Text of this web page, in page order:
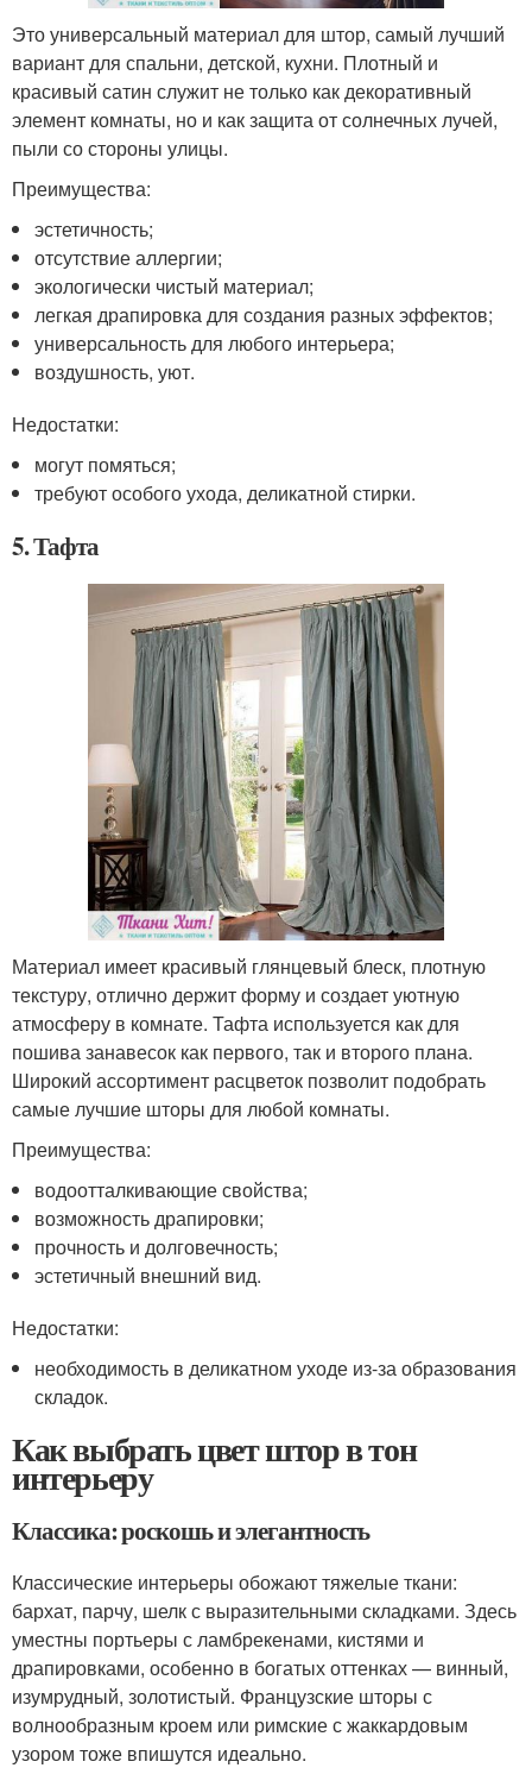
Это универсальный материал для штор, самый лучший
вариант для спальни, детской, кухни. Плотный и
красивый сатин служит не только как декоративный
элемент комнаты, но и как защита от солнечных лучей,
пыли со стороны улицы.
Преимущества:
эстетичность;
отсутствие аллергии;
экологически чистый материал;
легкая драпировка для создания разных эффектов;
универсальность для любого интерьера;
воздушность, уют.
Недостатки:
могут помяться;
требуют особого ухода, деликатной стирки.
5. Тафта
Материал имеет красивый глянцевый блеск, плотную
текстуру, отлично держит форму и создает уютную
атмосферу в комнате. Тафта используется как для
пошива занавесок как первого, так и второго плана.
Широкий ассортимент расцветок позволит подобрать
самые лучшие шторы для любой комнаты.
Преимущества:
водоотталкивающие свойства;
возможность драпировки;
прочность и долговечность;
эстетичный внешний вид.
Недостатки:
необходимость в деликатном уходе из-за образования
складок.
Как выбрать цвет штор в тон
интерьеру
Классика: роскошь и элегантность
Классические интерьеры обожают тяжелые ткани:
бархат, парчу, шелк с выразительными складками. Здесь
уместны портьеры с ламбрекенами, кистями и
драпировками, особенно в богатых оттенках — винный,
изумрудный, золотистый. Французские шторы с
волнообразным кроем или римские с жаккардовым
узором тоже впишутся идеально.